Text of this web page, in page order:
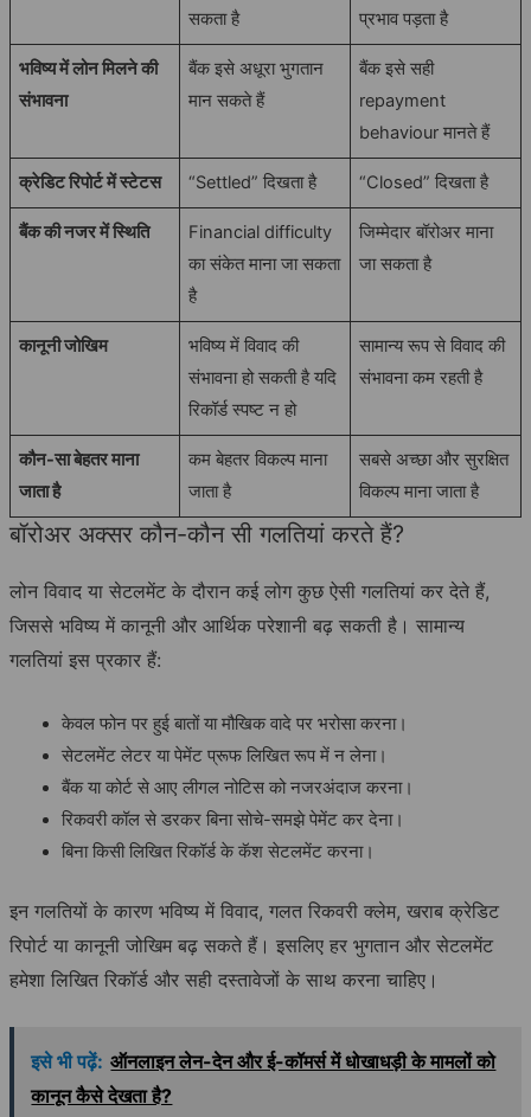
सकता है
प्रभाव पड़ता है
भविष्य में लोन मिलने की
संभावना
बैंक इसे अधूरा भुगतान
मान सकते हैं
बैंक इसे सही
repayment
behaviour मानते हैं
क्रेडिट रिपोर्ट में स्टेटस “Settled” दिखता है “Closed” दिखता है
बैंक की नजर में स्थिति
Financial difficulty
का संकेत माना जा सकता
है
जिम्मेदार बॉरोअर माना
जा सकता है
कानूनी जोखिम
भविष्य में विवाद की
संभावना हो सकती है यदि
रिकॉर्ड स्पष्ट न हो
सामान्य रूप से विवाद की
संभावना कम रहती है
कौन-सा बेहतर माना
जाता है
कम बेहतर विकल्प माना
जाता है
सबसे अच्छा और सुरक्षित
विकल्प माना जाता है
बॉरोअर अक्सर कौन-कौन सी गलतियां करते हैं?
लोन विवाद या सेटलमेंट के दौरान कई लोग कुछ ऐसी गलतियां कर देते हैं,
जिससे भविष्य में कानूनी और आर्थिक परेशानी बढ़ सकती है। सामान्य
गलतियां इस प्रकार हैं:
केवल फोन पर हुई बातों या मौखिक वादे पर भरोसा करना।
सेटलमेंट लेटर या पेमेंट प्रूफ लिखित रूप में न लेना।
बैंक या कोर्ट से आए लीगल नोटिस को नजरअंदाज करना।
रिकवरी कॉल से डरकर बिना सोचे-समझे पेमेंट कर देना।
बिना किसी लिखित रिकॉर्ड के कॅश सेटलमेंट करना।
इन गलतियों के कारण भविष्य में विवाद, गलत रिकवरी क्लेम, खराब क्रेडिट
रिपोर्ट या कानूनी जोखिम बढ़ सकते हैं। इसलिए हर भुगतान और सेटलमेंट
हमेशा लिखित रिकॉर्ड और सही दस्तावेजों के साथ करना चाहिए।
इसे भी पढ़ें: ऑनलाइन लेन-देन और ई-कॉमर्स में धोखाधड़ी के मामलों को
कानून कैसे देखता है?